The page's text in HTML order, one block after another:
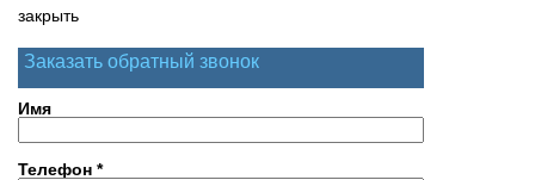
закрыть
Заказать обратный звонок
Имя
Телефон *